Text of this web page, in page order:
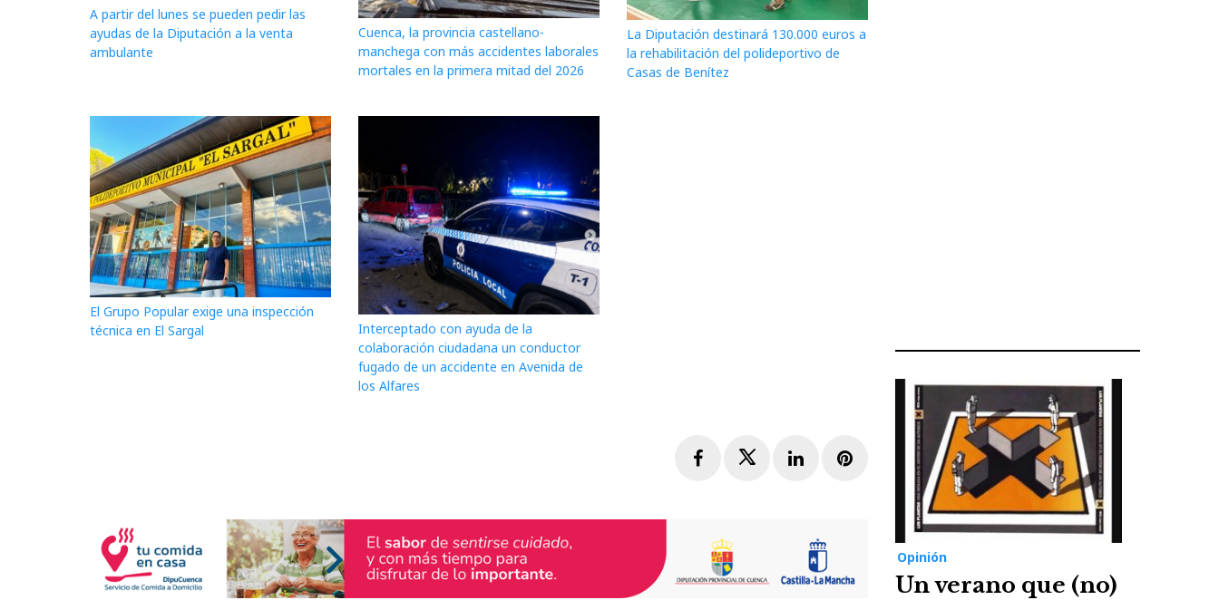
A partir del lunes se pueden pedir las
ayudas de la Diputación a la venta
ambulante
Cuenca, la provincia castellano-
manchega con más accidentes laborales
mortales en la primera mitad del 2026
La Diputación destinará 130.000 euros a
la rehabilitación del polideportivo de
Casas de Benítez
El Grupo Popular exige una inspección
técnica en El Sargal
Interceptado con ayuda de la
colaboración ciudadana un conductor
fugado de un accidente en Avenida de
los Alfares
FacebookTwitterLinkedInPinterest
Opinión
Un verano que (no)